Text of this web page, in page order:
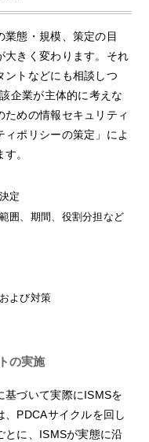
態・規模、策定の目
大きく変わります。それ
ントなどにも相談しつ
企業が主体的に考えな
めの情報セキュリティ
ポリシーの策定」によ
。
定
囲、期間、役割分担など
よび対策
の実施
基づいて実際にISMSを
PDCAサイクルを回し
とに、ISMSが実態に沿